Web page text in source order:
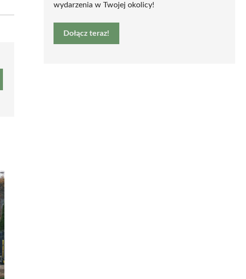
wydarzenia w Twojej okolicy!
Dołącz teraz!